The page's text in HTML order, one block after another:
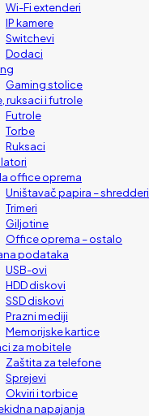
Wi-Fi extenderi
IP kamere
Switchevi
Dodaci
Gaming stolice
ruksaci i futrole
Futrole
Torbe
Ruksaci
office oprema
Uništavač papira – shredderi
Trimeri
Giljotine
Office oprema – ostalo
podataka
USB-ovi
HDD diskovi
SSD diskovi
Prazni mediji
Memorijske kartice
za mobitele
Zaštita za telefone
Sprejevi
Okviri i torbice
napajanja